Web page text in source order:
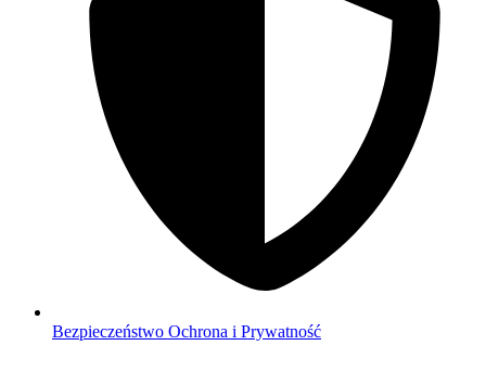
Bezpieczeństwo Ochrona i Prywatność